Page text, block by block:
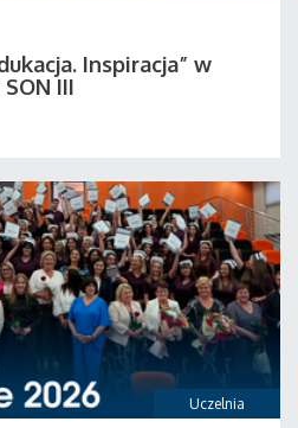
Inspiracja” w
III
Uczelnia